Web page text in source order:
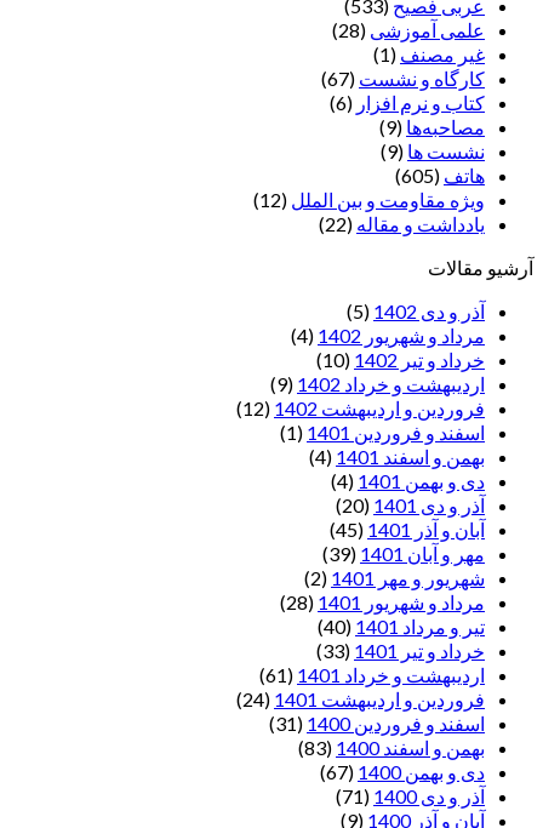
عربی فصیح (533)
علمی آموزشی (28)
غير مصنف (1)
کارگاه و نشست (67)
کتاب و نرم افزار (6)
مصاحبه‌ها (9)
نشست ها (9)
هاتف (605)
ویژه مقاومت و بین الملل (12)
یادداشت‌ و مقاله (22)
آرشیو مقالات
آذر و دی 1402
(5)
مرداد و شهریور 1402
(4)
خرداد و تیر 1402
(10)
اردیبهشت و خرداد 1402
(9)
فروردین و اردیبهشت 1402
(12)
اسفند و فروردین 1401
(1)
بهمن و اسفند 1401
(4)
دی و بهمن 1401
(4)
آذر و دی 1401
(20)
آبان و آذر 1401
(45)
مهر و آبان 1401
(39)
شهریور و مهر 1401
(2)
مرداد و شهریور 1401
(28)
تیر و مرداد 1401
(40)
خرداد و تیر 1401
(33)
اردیبهشت و خرداد 1401
(61)
فروردین و اردیبهشت 1401
(24)
اسفند و فروردین 1400
(31)
بهمن و اسفند 1400
(83)
دی و بهمن 1400
(67)
آذر و دی 1400
(71)
آبان و آذر 1400
(9)